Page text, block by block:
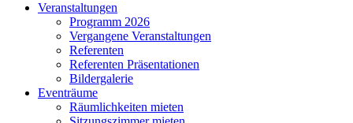
Veranstaltungen
Programm 2026
Vergangene Veranstaltungen
Referenten
Referenten Präsentationen
Bildergalerie
Eventräume
Räumlichkeiten mieten